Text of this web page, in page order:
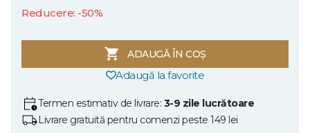
Reducere: -50%
ADAUGĂ ÎN COȘ
Adaugă la favorite
Termen estimativ de livrare: 3-9 zile lucrătoare
Livrare gratuită pentru comenzi peste 149 lei